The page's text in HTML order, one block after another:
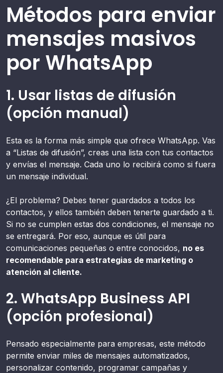
Métodos para enviar
mensajes masivos
por WhatsApp
1. Usar listas de difusión
(opción manual)
Esta es la forma más simple que ofrece WhatsApp. Vas
a “Listas de difusión”, creas una lista con tus contactos
y envías el mensaje. Cada uno lo recibirá como si fuera
un mensaje individual.
¿El problema? Debes tener guardados a todos los
contactos, y ellos también deben tenerte guardado a ti.
Si no se cumplen estas dos condiciones, el mensaje no
se entregará. Por eso, aunque es útil para
comunicaciones pequeñas o entre conocidos, no es
recomendable para estrategias de marketing o
atención al cliente.
2. WhatsApp Business API
(opción profesional)
Pensado especialmente para empresas, este método
permite enviar miles de mensajes automatizados,
personalizar contenido, programar campañas y